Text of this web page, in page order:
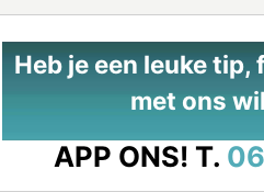
Heb je een leuke
met ons
APP ONS! T.